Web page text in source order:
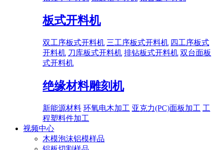
板式开料机
双工序板式开料机 三工序板式开料机 四工序板式
开料机 刀库板式开料机 排钻板式开料机 双台面板
式开料机
绝缘材料雕刻机
新能源材料 环氧电木加工 亚克力(PC)面板加工 工
程塑料件加工
视频中心
木模泡沫铝模样品